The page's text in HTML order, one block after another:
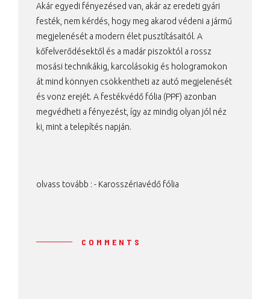
Akár egyedi fényezésed van, akár az eredeti gyári
festék, nem kérdés, hogy meg akarod védeni a jármű
megjelenését a modern élet pusztításaitól. A
kőfelverődésektől és a madár piszoktól a rossz
mosási technikákig, karcolásokig és hologramokon
át mind könnyen csökkentheti az autó megjelenését
és vonz erejét. A festékvédő fólia (PPF) azonban
megvédheti a fényezést, így az mindig olyan jól néz
ki, mint a telepítés napján.
olvass tovább : - Karosszériavédő fólia
COMMENTS